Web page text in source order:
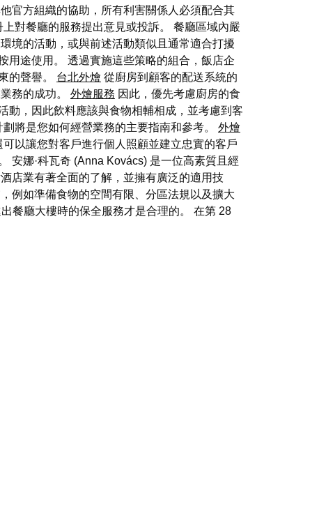
官方組織的協助，所有利害關係人必須配合其
對餐廳的服務提出意見或投訴。 餐廳區域內嚴
境的活動，或與前述活動類似且通常適合打擾
用途使用。 透過實施這些策略的組合，飯店企
的聲譽。 台北外燴 從廚房到顧客的配送系統的
務的成功。 外燴服務 因此，優先考慮廚房的食
動，因此飲料應該與食物相輔相成，並考慮到客
將是您如何經營業務的主要指南和參考。 外燴
可以讓您對客戶進行個人照顧並建立忠實的客戶
安娜·科瓦奇 (Anna Kovács) 是一位高素質且經
店業有著全面的了解，並擁有廣泛的適用技
例如準備食物的空間有限、分區法規以及擴大
餐廳大樓時的保全服務才是合理的。 在第 28